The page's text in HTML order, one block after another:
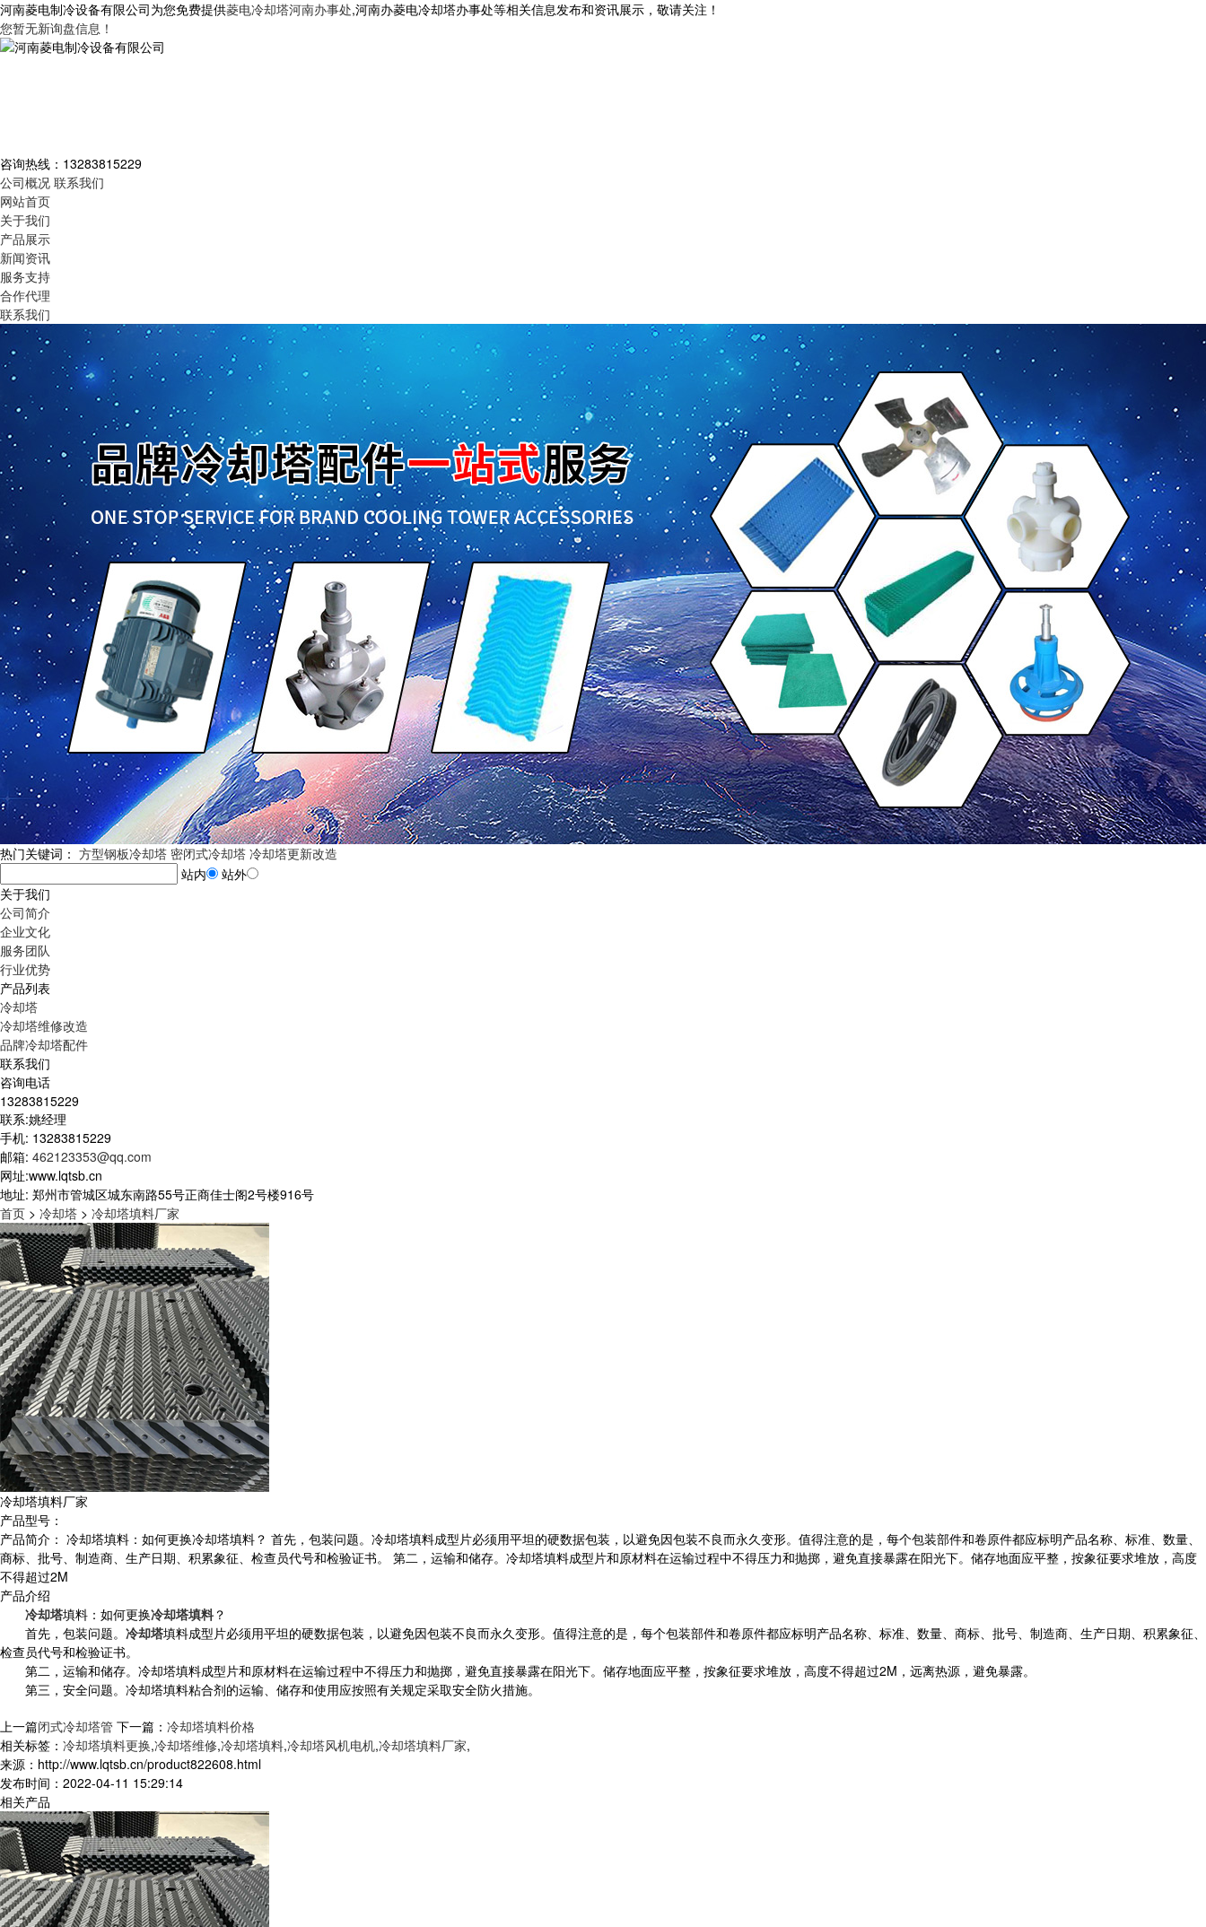
河南菱电制冷设备有限公司为您免费提供菱电冷却塔河南办事处,河南办菱电冷却塔办事处等相关信息发布和资讯展示，敬请关注！
您暂无新询盘信息！
咨询热线： 13283815229
公司概况 联系我们
网站首页
关于我们
产品展示
新闻资讯
服务支持
合作代理
联系我们
热门关键词： 方型钢板冷却塔 密闭式冷却塔 冷却塔更新改造
站内
站外
关于我们
公司简介
企业文化
服务团队
行业优势
产品列表
冷却塔
冷却塔维修改造
品牌冷却塔配件
联系我们
咨询电话
13283815229
联系:姚经理
手机: 13283815229
邮箱: 462123353@qq.com
网址:www.lqtsb.cn
地址: 郑州市管城区城东南路55号正商佳士阁2号楼916号
首页 > 冷却塔 > 冷却塔填料厂家
冷却塔填料厂家
产品型号：
产品简介： 冷却塔填料：如何更换冷却塔填料？ 首先，包装问题。冷却塔填料成型片必须用平坦的硬数据包装，以避免因包装不良而永久变形。值得注意的是，每个包装部件和卷原件都应标明产品名称、标准、数量、
商标、批号、制造商、生产日期、积累象征、检查员代号和检验证书。 第二，运输和储存。冷却塔填料成型片和原材料在运输过程中不得压力和抛掷，避免直接暴露在阳光下。储存地面应平整，按象征要求堆放，高度
不得超过2M
产品介绍
冷却塔填料：如何更换冷却塔填料 ？
首先，包装问题。 冷却塔填料成型片必须用平坦的硬数据包装，以避免因包装不良而永久变形。值得注意的是，每个包装部件和卷原件都应标明产品名称、标准、数量、商标、批号、制造商、生产日期、积累象征、
检查员代号和检验证书。
第二，运输和储存。冷却塔填料成型片和原材料在运输过程中不得压力和抛掷，避免直接暴露在阳光下。储存地面应平整，按象征要求堆放，高度不得超过2M，远离热源，避免暴露。
第三，安全问题。冷却塔填料粘合剂的运输、储存和使用应按照有关规定采取安全防火措施。
上一篇闭式冷却塔管 下一篇： 冷却塔填料价格
相关标签： 冷却塔填料更换,冷却塔维修,冷却塔填料,冷却塔风机电机,冷却塔填料厂家,
来源：http://www.lqtsb.cn/product822608.html
发布时间：2022-04-11 15:29:14
相关产品